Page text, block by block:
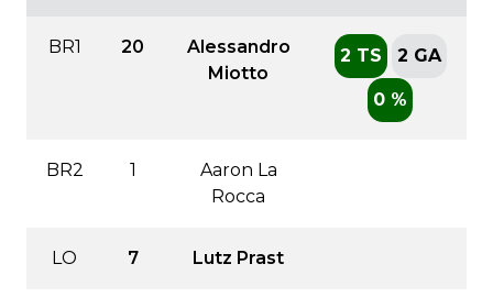
BR1 20
Alessandro
Miotto
2 TS 2 GA
0 %
BR2 1
Aaron La
Rocca
LO 7 Lutz Prast